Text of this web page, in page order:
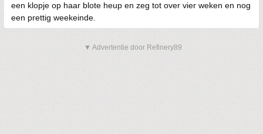
een klopje op haar blote heup en zeg tot over vier weken en nog
een prettig weekeinde.
▼ Advertentie door Refinery89